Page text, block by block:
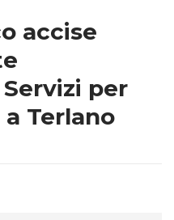
accise
per
Terlano